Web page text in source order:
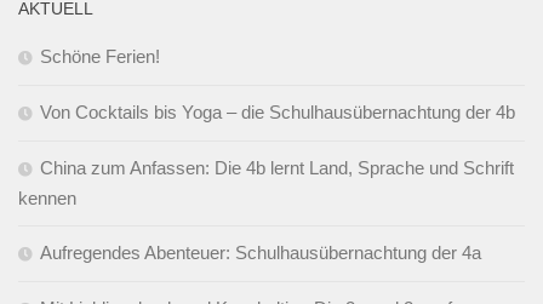
AKTUELL
Schöne Ferien!
Von Cocktails bis Yoga – die Schulhausübernachtung der 4b
China zum Anfassen: Die 4b lernt Land, Sprache und Schrift
kennen
Aufregendes Abenteuer: Schulhausübernachtung der 4a